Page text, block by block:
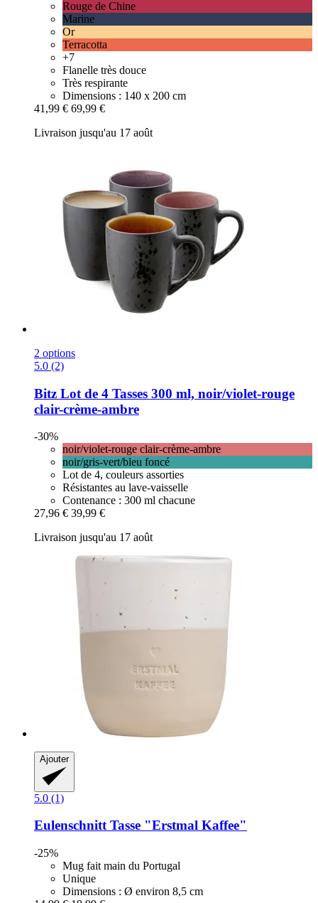
Rouge de Chine
Marine
Or
Terracotta
+7
Flanelle très douce
Très respirante
Dimensions : 140 x 200 cm
41,99 € 69,99 €
Livraison jusqu'au 17 août
2 options
5.0 (2)
Bitz Lot de 4 Tasses 300 ml, noir/violet-​rouge
clair-​crème-​ambre
-30%
noir/violet-rouge clair-crème-ambre
noir/gris-vert/bleu foncé
Lot de 4, couleurs assorties
Résistantes au lave-vaisselle
Contenance : 300 ml chacune
27,96 € 39,99 €
Livraison jusqu'au 17 août
Ajouter
5.0 (1)
EulenschnittTasse "Erstmal Kaffee"
-25%
Mug fait main du Portugal
Unique
Dimensions : Ø environ 8,5 cm